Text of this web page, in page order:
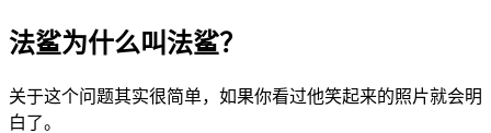
法鲨为什么叫法鲨？
关于这个问题其实很简单，如果你看过他笑起来的照片就会明
白了。